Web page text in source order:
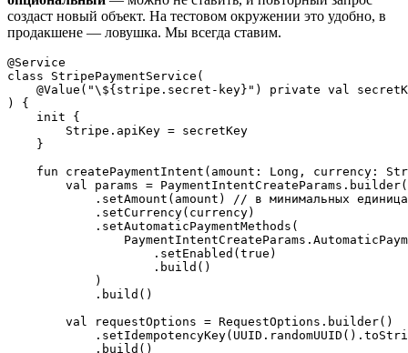
создаст новый объект. На тестовом окружении это удобно, в
продакшене — ловушка. Мы всегда ставим.
@Service
class StripePaymentService(
@Value("\${stripe.secret-key}") private val
) {
    init {
        Stripe.apiKey = secretKey
    }
fun createPaymentIntent(amount: Long, currency:
val params =
.setAmount(amount) // в минимальных
            .setCurrency(currency)
            .setAutomaticPaymentMethods(
                    .setEnabled(true)
                    .build()
            )
            .build()
        val requestOptions = RequestOptions.builder()
            .build()